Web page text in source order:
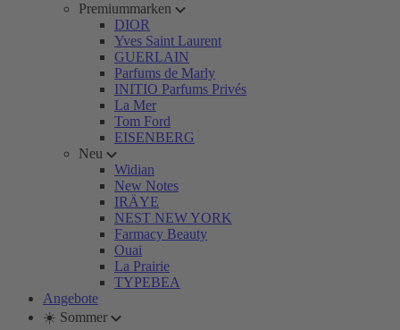
Premiummarken
DIOR
Yves Saint Laurent
GUERLAIN
Parfums de Marly
INITIO Parfums Privés
La Mer
Tom Ford
EISENBERG
Neu
Widian
New Notes
IRÄYE
NEST NEW YORK
Farmacy Beauty
Ouai
La Prairie
TYPEBEA
Angebote
☀️ Sommer